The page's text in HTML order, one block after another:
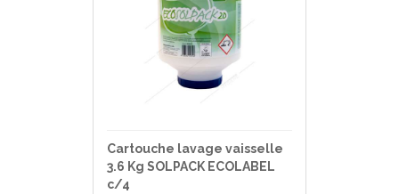
Cartouche lavage vaisselle
3.6 Kg SOLPACK ECOLABEL
c/4